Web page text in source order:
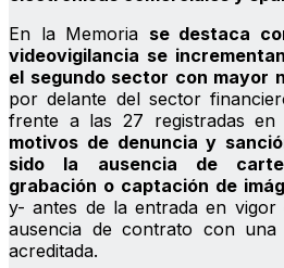
En la Memoria se destaca
videovigilancia se
el segundo sector con mayor
por delante del sector
frente a las 27 registradas en
motivos de denuncia y
sido la ausencia de
grabación o captación de
y- antes de la entrada en vigor
ausencia de contrato con una
acreditada.